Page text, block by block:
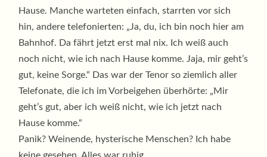
Hause. Manche warteten einfach, starrten vor sich
hin, andere telefonierten: „Ja, du, ich bin noch hier am
Bahnhof. Da fährt jetzt erst mal nix. Ich weiß auch
noch nicht, wie ich nach Hause komme. Jaja, mir geht’s
gut, keine Sorge.“ Das war der Tenor so ziemlich aller
Telefonate, die ich im Vorbeigehen überhörte: „Mir
geht’s gut, aber ich weiß nicht, wie ich jetzt nach
Hause komme.“
Panik? Weinende, hysterische Menschen? Ich habe
keine gesehen. Alles war ruhig.